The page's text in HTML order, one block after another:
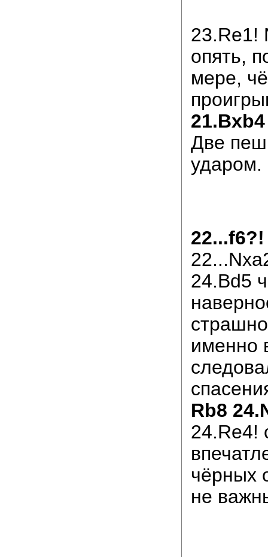
23.Re1!
опять,
мере,
Две
ударом.
22...f6?!
24.Bd5
именно
Rb8
24.Re4!
чёрных
не